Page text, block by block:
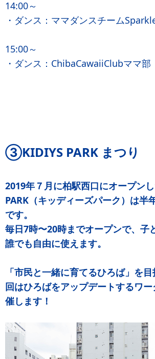
14:00～
・ダンス：ママダンスチーム
15:00～
・ダンス：ChibaCawaiiClubママ部
③KIDIYS PARK まつり
2019年７月に柏駅西口にオープン
PARK（キッディーズパーク）は半
です。
毎日7時〜20時までオープンで、子
誰でも自由に使えます。
「市民と一緒に育てるひろば」を
回はひろばをアップデートするワ
催します！